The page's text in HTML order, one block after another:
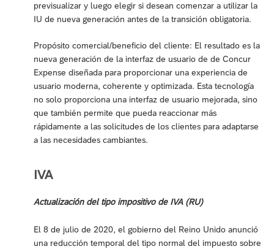
previsualizar y luego elegir si desean comenzar a utilizar la
IU de nueva generación antes de la transición obligatoria.
Propósito comercial/beneficio del cliente: El resultado es la
nueva generación de la interfaz de usuario de de Concur
Expense diseñada para proporcionar una experiencia de
usuario moderna, coherente y optimizada. Esta tecnología
no solo proporciona una interfaz de usuario mejorada, sino
que también permite que pueda reaccionar más
rápidamente a las solicitudes de los clientes para adaptarse
a las necesidades cambiantes.
IVA
Actualización del tipo impositivo de IVA (RU)
El 8 de julio de 2020, el gobierno del Reino Unido anunció
una reducción temporal del tipo normal del impuesto sobre